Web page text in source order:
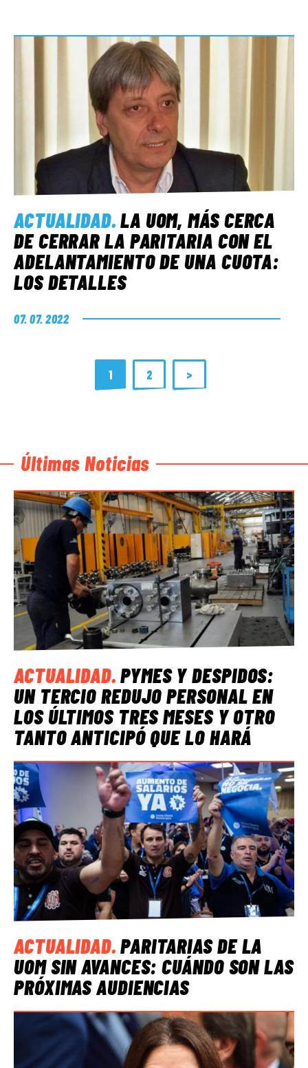
ACTUALIDAD.LA UOM, MÁS CERCA
DE CERRAR LA PARITARIA CON EL
ADELANTAMIENTO DE UNA CUOTA:
LOS DETALLES
07. 07. 2022
1 2 >
Últimas Noticias
ACTUALIDAD.PYMES Y DESPIDOS:
UN TERCIO REDUJO PERSONAL EN
LOS ÚLTIMOS TRES MESES Y OTRO
TANTO ANTICIPÓ QUE LO HARÁ
ACTUALIDAD.PARITARIAS DE LA
UOM SIN AVANCES: CUÁNDO SON LAS
PRÓXIMAS AUDIENCIAS